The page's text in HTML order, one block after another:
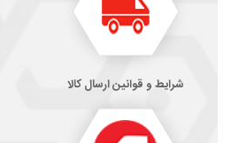
شرایط و قوانین ارسال کالا